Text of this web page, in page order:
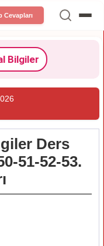
Cevapları
Bilgiler
Ders
51-52-53.